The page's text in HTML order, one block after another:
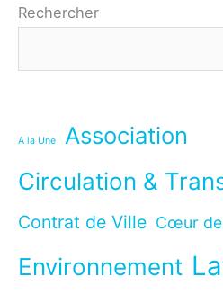
Rechercher
A la Une
Association
Circulation &
Contrat de Ville Cœur
Environnement